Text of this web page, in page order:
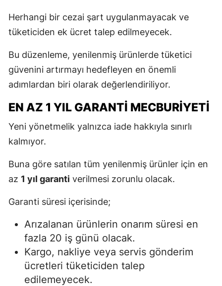
Herhangi bir cezai şart uygulanmayacak ve
tüketiciden ek ücret talep edilmeyecek.
Bu düzenleme, yenilenmiş ürünlerde tüketici
güvenini artırmayı hedefleyen en önemli
adımlardan biri olarak değerlendiriliyor.
EN AZ 1 YIL GARANTI MECBURIYETI
Yeni yönetmelik yalnızca iade hakkıyla sınırlı
kalmıyor.
Buna göre satılan tüm yenilenmiş ürünler için en
az 1 yıl garanti verilmesi zorunlu olacak.
Garanti süresi içerisinde;
Arızalanan ürünlerin onarım süresi en
fazla 20 iş günü olacak.
Kargo, nakliye veya servis gönderim
ücretleri tüketiciden talep
edilemeyecek.